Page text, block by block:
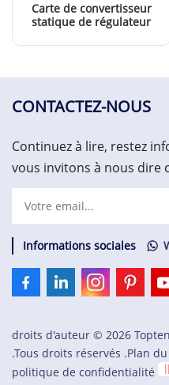
Carte de convertisseur
statique de régulateur
IS200ERSCG1AAA
EN SAVOIR PLUS
CONTACTEZ-NOUS
Continuez à lire, restez
vous invitons à nous dire
Informations sociales
droits d'auteur © 2026
.Tous droits réservés .Plan
politique de confidentialité